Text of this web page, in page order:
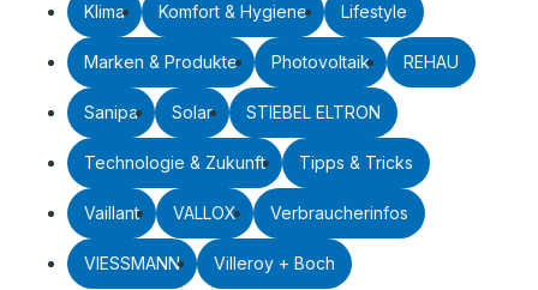
Klima Komfort & Hygiene Lifestyle
Marken & Produkte Photovoltaik REHAU
Sanipa Solar STIEBEL ELTRON
Technologie & Zukunft Tipps & Tricks
Vaillant VALLOX Verbraucherinfos
VIESSMANN Villeroy + Boch